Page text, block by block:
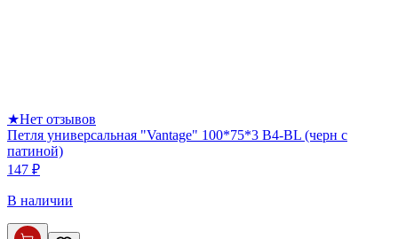
★Нет отзывов
Петля универсальная "Vantage" 100*75*3 B4-BL (черн с
патиной)
147 ₽
В наличии